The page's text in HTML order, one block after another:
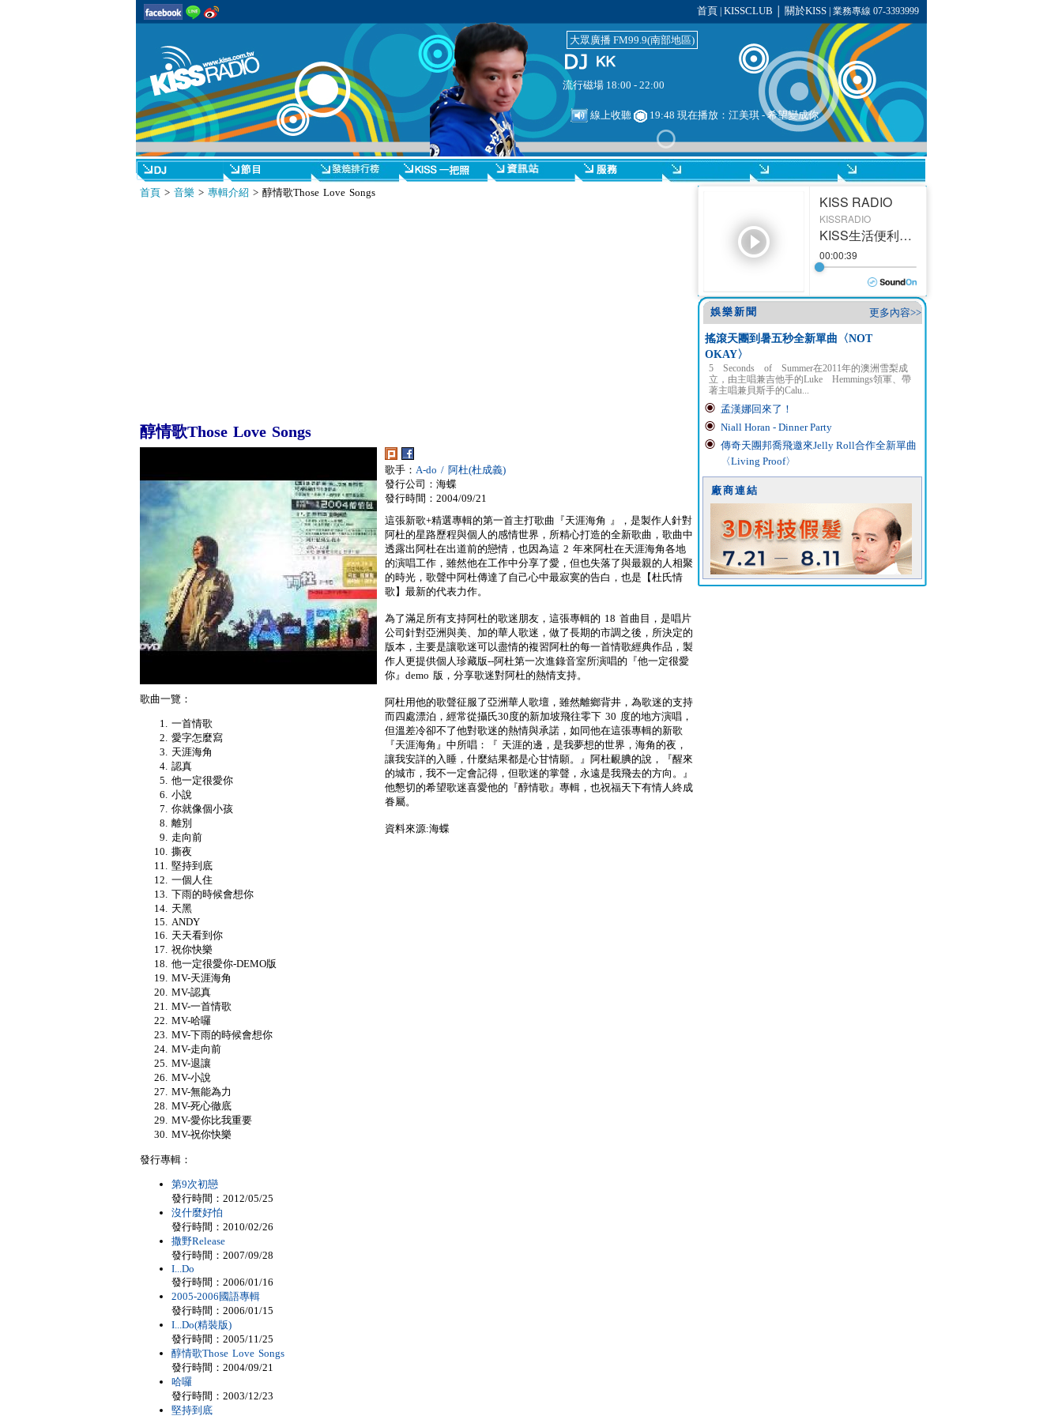
首頁 KISSCLUB 關於KISS| 業務專線 07-3393999
大眾廣播 FM99.9(南部地區)
流行磁場 18:00 - 22:00
線上收聽 19:48 現在播放： 江美琪-希望變成你
首頁> 音樂> 專輯介紹 > 醇情歌Those Love Songs
醇情歌Those Love Songs
歌手： A-do / 阿杜(杜成義)
發行公司：海蝶
發行時間：2004/09/21
這張新歌+精選專輯的第一首主打歌曲『天涯海角 』，是製作人針對
阿杜的星路歷程與個人的感情世界，所精心打造的全新歌曲，歌曲中
透露出阿杜在出道前的戀情，也因為這 2 年來阿杜在天涯海角各地
的演唱工作，雖然他在工作中分享了愛，但也失落了與最親的人相聚
的時光，歌聲中阿杜傳達了自己心中最寂寞的告白，也是【杜氏情
歌】最新的代表力作。
為了滿足所有支持阿杜的歌迷朋友，這張專輯的 18 首曲目，是唱片
公司針對亞洲與美、加的華人歌迷，做了長期的市調之後，所決定的
版本，主要是讓歌迷可以盡情的複習阿杜的每一首情歌經典作品，製
作人更提供個人珍藏版--阿杜第一次進錄音室所演唱的『他一定很愛
你』demo 版，分享歌迷對阿杜的熱情支持。
阿杜用他的歌聲征服了亞洲華人歌壇，雖然離鄉背井，為歌迷的支持
而四處漂泊，經常從攝氏30度的新加坡飛往零下 30 度的地方演唱，
但溫差冷卻不了他對歌迷的熱情與承諾，如同他在這張專輯的新歌
『天涯海角』中所唱：『 天涯的邊，是我夢想的世界，海角的夜，
讓我安詳的入睡，什麼結果都是心甘情願。』阿杜靦腆的說，『醒來
的城市，我不一定會記得，但歌迷的掌聲，永遠是我飛去的方向。』
他懇切的希望歌迷喜愛他的『醇情歌』專輯，也祝福天下有情人終成
眷屬。
資料來源:海蝶
歌曲一覽：
一首情歌
愛字怎麼寫
天涯海角
認真
他一定很愛你
小說
你就像個小孩
離別
走向前
撕夜
堅持到底
一個人住
下雨的時候會想你
天黑
ANDY
天天看到你
祝你快樂
他一定很愛你-DEMO版
MV-天涯海角
MV-認真
MV-一首情歌
MV-哈囉
MV-下雨的時候會想你
MV-走向前
MV-退讓
MV-小說
MV-無能為力
MV-死心徹底
MV-愛你比我重要
MV-祝你快樂
發行專輯：
第9次初戀
發行時間：2012/05/25
沒什麼好怕
發行時間：2010/02/26
撒野Release
發行時間：2007/09/28
I...Do
發行時間：2006/01/16
2005-2006國語專輯
發行時間：2006/01/15
I...Do(精裝版)
發行時間：2005/11/25
醇情歌Those Love Songs
發行時間：2004/09/21
哈囉
發行時間：2003/12/23
堅持到底
更多內容>>
娛樂新聞
搖滾天團到暑五秒全新單曲〈NOT
OKAY〉
5 Seconds of Summer在2011年的澳洲雪梨成
立，由主唱兼吉他手的Luke Hemmings領軍、帶
著主唱兼貝斯手的Calu...
孟漢娜回來了！
Niall Horan - Dinner Party
傳奇天團邦喬飛邀來Jelly Roll合作全新單曲
〈Living Proof〉
廠商連結